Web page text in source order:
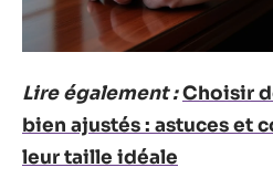
Lire également :Choisir
bien ajustés : astuces et
leur taille idéale